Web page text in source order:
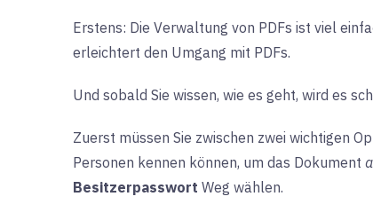
Erstens: Die Verwaltung von PDFs ist viel
erleichtert den Umgang mit PDFs.
Und sobald Sie wissen, wie es geht, wird es
Zuerst müssen Sie zwischen zwei wichtigen
Personen kennen können, um das Dokument
Besitzerpasswort Weg wählen.